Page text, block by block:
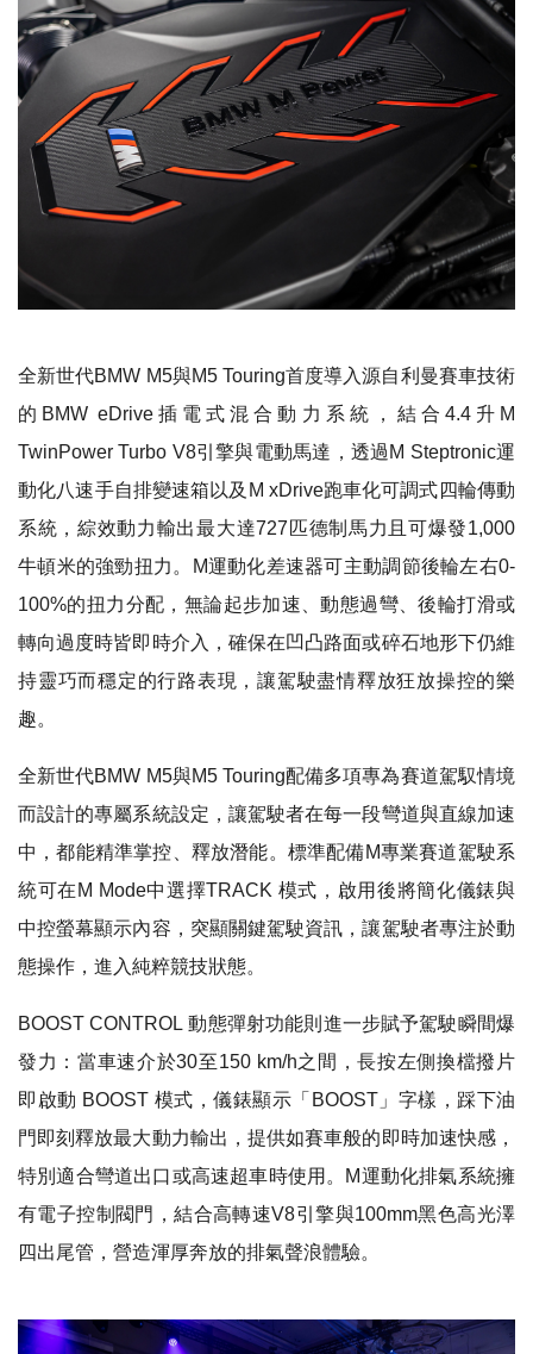
全新世代BMW M5與M5 Touring首度導入源自利曼賽車技術
的BMW eDrive插電式混合動力系統，結合4.4升M
TwinPower Turbo V8引擎與電動馬達，透過M Steptronic運
動化八速手自排變速箱以及M xDrive跑車化可調式四輪傳動
系統，綜效動力輸出最大達727匹德制馬力且可爆發1,000
牛頓米的強勁扭力。M運動化差速器可主動調節後輪左右0-
100%的扭力分配，無論起步加速、動態過彎、後輪打滑或
轉向過度時皆即時介入，確保在凹凸路面或碎石地形下仍維
持靈巧而穩定的行路表現，讓駕駛盡情釋放狂放操控的樂
趣。
全新世代BMW M5與M5 Touring配備多項專為賽道駕馭情境
而設計的專屬系統設定，讓駕駛者在每一段彎道與直線加速
中，都能精準掌控、釋放潛能。標準配備M專業賽道駕駛系
統可在M Mode中選擇TRACK 模式，啟用後將簡化儀錶與
中控螢幕顯示內容，突顯關鍵駕駛資訊，讓駕駛者專注於動
態操作，進入純粹競技狀態。
BOOST CONTROL 動態彈射功能則進一步賦予駕駛瞬間爆
發力：當車速介於30至150 km/h之間，長按左側換檔撥片
即啟動 BOOST 模式，儀錶顯示「BOOST」字樣，踩下油
門即刻釋放最大動力輸出，提供如賽車般的即時加速快感，
特別適合彎道出口或高速超車時使用。M運動化排氣系統擁
有電子控制閥門，結合高轉速V8引擎與100mm黑色高光澤
四出尾管，營造渾厚奔放的排氣聲浪體驗。